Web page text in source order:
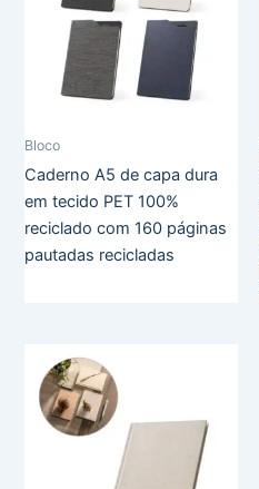
Bloco
Caderno A5 de capa dura
em tecido PET 100%
reciclado com 160 páginas
pautadas recicladas